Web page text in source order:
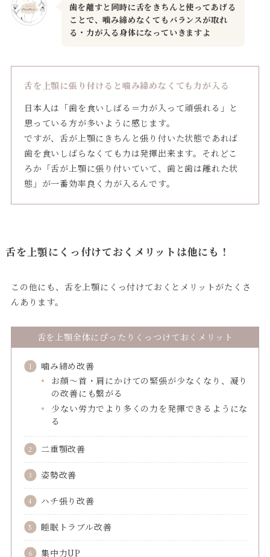
歯を離すと同時に舌をきちんと使ってあげる
ことで、噛み締めなくてもバランスが取れ
る・力が入る身体になっていきますよ
舌を上顎に張り付けると噛み締めなくても力が入る
日本人は「歯を食いしばる＝力が入って頑張れる」と
思っている方が多いように感じます。
ですが、舌が上顎にきちんと張り付いた状態であれば
歯を食いしばらなくても力は発揮出来ます。それどこ
ろか「舌が上顎に張り付いていて、歯と歯は離れた状
態」が一番効率良く力が入るんです。
舌を上顎にくっ付けておくメリットは他にも！
この他にも、舌を上顎にくっ付けておくとメリットがたくさ
んあります。
舌を上顎全体にぴったりくっつけておくメリット
噛み締め改善
お顔〜首・肩にかけての緊張が少なくなり、凝り
の改善にも繋がる
少ない労力でより多くの力を発揮できるようにな
る
二重顎改善
姿勢改善
ハチ張り改善
睡眠トラブル改善
集中力UP